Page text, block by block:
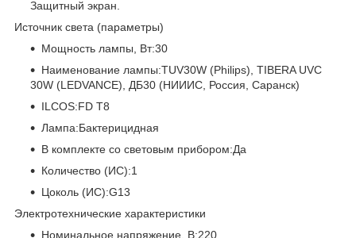
Защитный экран.
Источник света (параметры)
Мощность лампы, Вт:30
Наименование лампы:TUV30W (Philips), TIBERA UVC
30W (LEDVANCE), ДБ30 (НИИИС, Россия, Саранск)
ILCOS:FD T8
Лампа:Бактерицидная
В комплекте со световым прибором:Да
Количество (ИС):1
Цоколь (ИС):G13
Электротехнические характеристики
Номинальное напряжение, В:220